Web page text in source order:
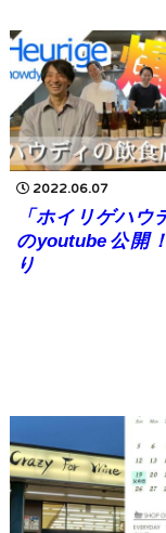
2022.06.07
「ホイリゲハウ
のyoutube公開
り